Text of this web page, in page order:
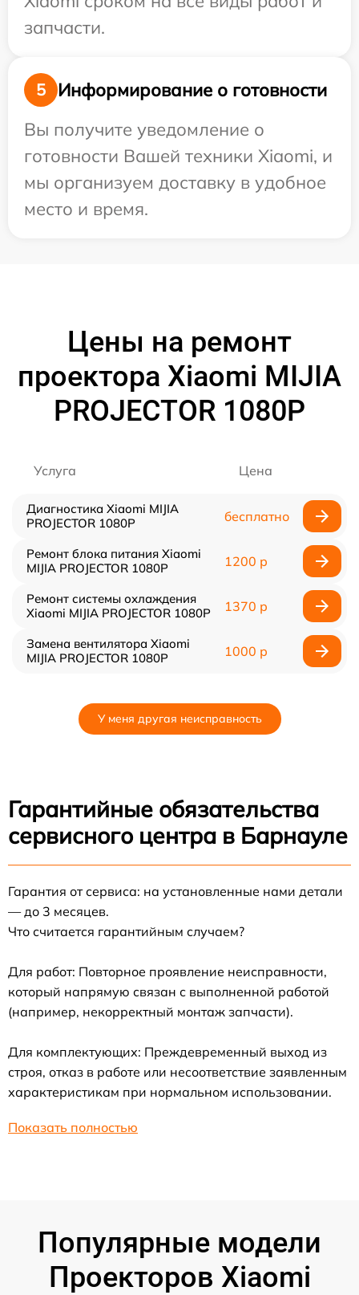
запчасти.
5
Информирование о готовности
Вы получите уведомление о
готовности Вашей техники Xiaomi, и
мы организуем доставку в удобное
место и время.
Цены на ремонт
проектора Xiaomi MIJIA
PROJECTOR 1080P
Услуга Цена
Диагностика Xiaomi MIJIA
PROJECTOR 1080P
бесплатно
Ремонт блока питания Xiaomi
MIJIA PROJECTOR 1080P
1200 р
Ремонт системы охлаждения
Xiaomi MIJIA PROJECTOR 1080P
1370 р
Замена вентилятора Xiaomi
MIJIA PROJECTOR 1080P
1000 р
У меня другая неисправность
Гарантийные обязательства
сервисного центра в Барнауле
Гарантия от сервиса: на установленные нами детали
— до 3 месяцев.
Что считается гарантийным случаем?
Для работ: Повторное проявление неисправности,
который напрямую связан с выполненной работой
(например, некорректный монтаж запчасти).
Для комплектующих: Преждевременный выход из
строя, отказ в работе или несоответствие заявленным
характеристикам при нормальном использовании.
Показать полностью
Популярные модели
Проекторов Xiaomi